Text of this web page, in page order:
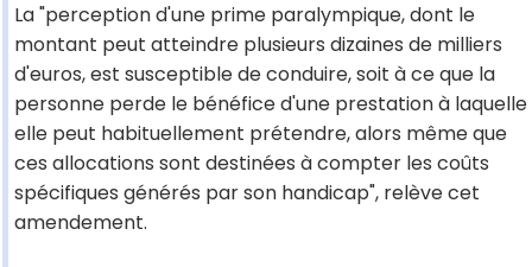
La "perception d'une prime paralympique, dont le
montant peut atteindre plusieurs dizaines de milliers
d'euros, est susceptible de conduire, soit à ce que la
personne perde le bénéfice d'une prestation à laquelle
elle peut habituellement prétendre, alors même que
ces allocations sont destinées à compter les coûts
spécifiques générés par son handicap", relève cet
amendement.